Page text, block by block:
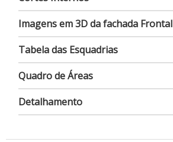
Imagens em 3D da fachada Frontal
Tabela das Esquadrias
Quadro de Áreas
Detalhamento